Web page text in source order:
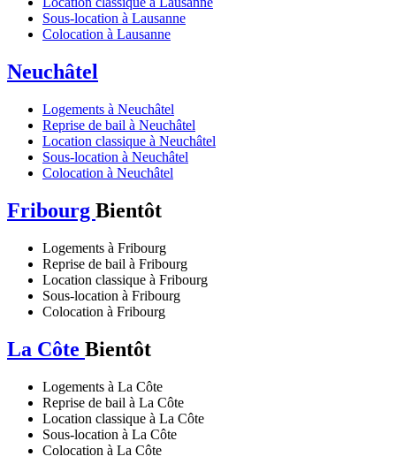
Sous-location à Lausanne
Colocation à Lausanne
Neuchâtel
Logements à Neuchâtel
Reprise de bail à Neuchâtel
Location classique à Neuchâtel
Sous-location à Neuchâtel
Colocation à Neuchâtel
Fribourg Bientôt
Logements à Fribourg
Reprise de bail à Fribourg
Location classique à Fribourg
Sous-location à Fribourg
Colocation à Fribourg
La Côte Bientôt
Logements à La Côte
Reprise de bail à La Côte
Location classique à La Côte
Sous-location à La Côte
Colocation à La Côte